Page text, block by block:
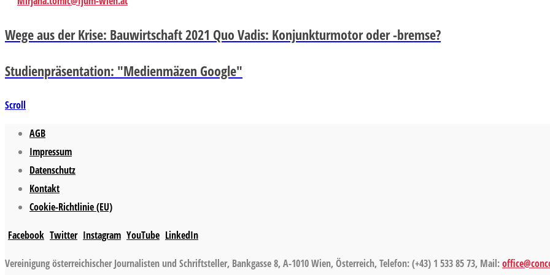
Wege aus der Krise: Bauwirtschaft 2021 Quo Vadis: Konjunkturmotor oder -bremse?
Studienpräsentation: "Medienmäzen Google"
Scroll
AGB
Impressum
Datenschutz
Kontakt
Cookie-Richtlinie (EU)
Facebook Twitter Instagram YouTube LinkedIn
Vereinigung österreichischer Journalisten und Schriftsteller, Bankgasse 8, A-1010 Wien, Österreich, Telefon: (+43) 1 533 85 73, Mail: